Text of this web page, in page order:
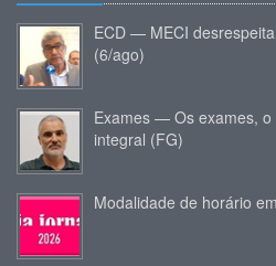
ECD — MECI
(6/ago)
Exames — Os exames, o
integral (FG)
Modalidade de horário